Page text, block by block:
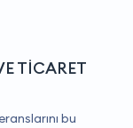
TİCARET
bu